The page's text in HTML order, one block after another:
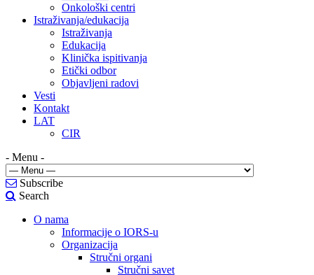
Onkološki centri
Istraživanja/edukacija
Istraživanja
Edukacija
Klinička ispitivanja
Etički odbor
Objavljeni radovi
Vesti
Kontakt
LAT
CIR
- Menu -
Subscribe
Search
O nama
Informacije o IORS-u
Organizacija
Stručni organi
Stručni savet